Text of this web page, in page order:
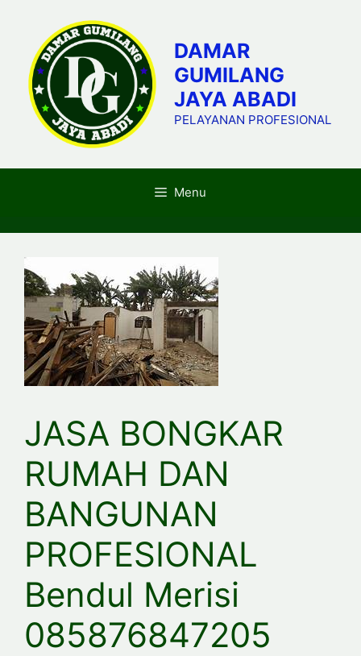
content
DAMAR
GUMILANG
JAYA ABADI
PELAYANAN PROFESIONAL
Menu
JASA BONGKAR
RUMAH DAN
BANGUNAN
PROFESIONAL
Bendul Merisi
085876847205